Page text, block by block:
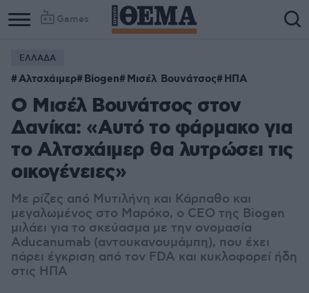
Games
ΕΛΛΑΔΑ
Αλτσχάιμερ Biogen Μισέλ Βουνάτσος ΗΠΑ
Ο Μισέλ Βουνάτσος στον
Δανίκα: «Αυτό το φάρμακο για
το Αλτσχάιμερ θα λυτρώσει τις
οικογένειες»
Με ρίζες από Μυτιλήνη και Κάρπαθο και
μεγαλωμένος στο Μαρόκο, ο CEO της Biogen
μιλάει για το σκεύασμα με την ονομασία
Aducanumab (αντουκανουμάμπη), που έχει
πάρει έγκριση από τον FDA και κυκλοφορεί ήδη
στις ΗΠΑ